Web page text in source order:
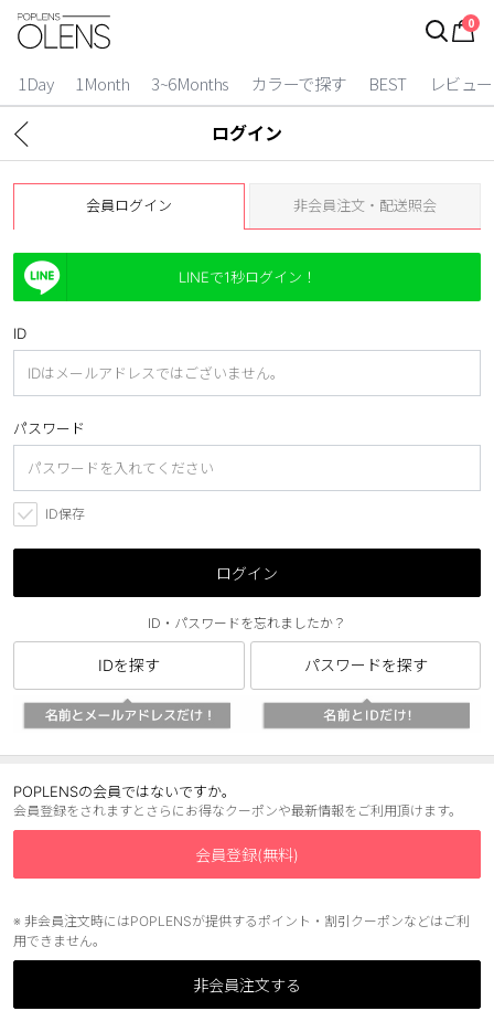
0
1Day 1Month 3~6Months カラーで探す BEST レビュー
ログイン
カラコン比較
今月限定特典
カラコン
1 Day
2 Weeks
1 Month
3~6 Months
よりどりキット
カラー
ブラック
ブルー
ピンク
透明
乱視用
ハロウィンカラコン
ケア用品
レビュー
総合掲示板
ログイン
会員ログイン 非会員注文・配送照会
LINEで1秒ログイン！
ID
パスワード
ID保存
ログイン
ID・パスワードを忘れましたか？
IDを探す パスワードを探す
POPLENSの会員ではないですか。
会員登録をされますとさらにお得なクーポンや最新情報をご利用頂けます。
会員登録(無料)
※ 非会員注文時にはPOPLENSが提供するポイント・割引クーポンなどはご利
用できません。
非会員注文する